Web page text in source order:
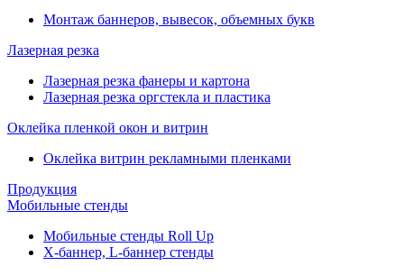
Монтаж баннеров, вывесок, объемных букв
Лазерная резка
Лазерная резка фанеры и картона
Лазерная резка оргстекла и пластика
Оклейка пленкой окон и витрин
Оклейка витрин рекламными пленками
Продукция
Мобильные стенды
Мобильные стенды Roll Up
Х-баннер, L-баннер стенды